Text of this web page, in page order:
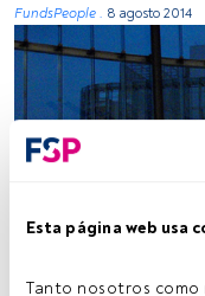
Esta página web usa
Tanto nosotros como
FundsPeople . 8 agosto 2014
LuisJouJR, Flickr,